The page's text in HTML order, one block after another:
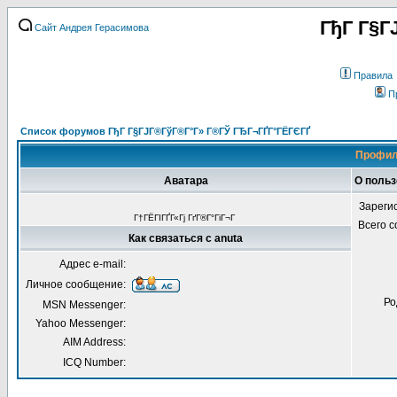
Сайт Андрея Герасимова ГђГ
Правила
Список форумов ГђГ Г§ГЈГ®ГўГ®Г°Г» Г®ГЎ ГЂГ¬ГҐГ°ГЁГЄГҐ
Аватара О
Г†ГЁГІГҐГ«Гј ГґГ®Г°ГіГ¬Г
Всего
Как связаться с anuta
Адрес e-mail:
Личное сообщение:
MSN Messenger:
Yahoo Messenger:
AIM Address:
ICQ Number: